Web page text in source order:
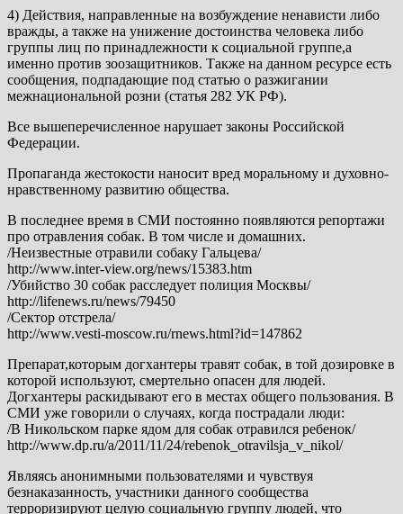
4) Действия, направленные на возбуждение ненависти либо
вражды, а также на унижение достоинства человека либо
группы лиц по принадлежности к социальной группе,а
именно против зоозащитников. Также на данном ресурсе есть
сообщения, подпадающие под статью о разжигании
межнациональной розни (статья 282 УК РФ).
Все вышеперечисленное нарушает законы Российской
Федерации.
Пропаганда жестокости наносит вред моральному и духовно-
нравственному развитию общества.
В последнее время в СМИ постоянно появляются репортажи
про отравления собак. В том числе и домашних.
/Неизвестные отравили собаку Гальцева/
http://www.inter-view.org/news/15383.htm
/Убийство 30 собак расследует полиция Москвы/
http://lifenews.ru/news/79450
/Сектор отстрела/
http://www.vesti-moscow.ru/rnews.html?id=147862
Препарат,которым догхантеры травят собак, в той дозировке в
которой используют, смертельно опасен для людей.
Догхантеры раскидывают его в местах общего пользования. В
СМИ уже говорили о случаях, когда пострадали люди:
/В Никольском парке ядом для собак отравился ребенок/
http://www.dp.ru/a/2011/11/24/rebenok_otravilsja_v_nikol/
Являясь анонимными пользователями и чувствуя
безнаказанность, участники данного сообщества
терроризируют целую социальную группу людей, что